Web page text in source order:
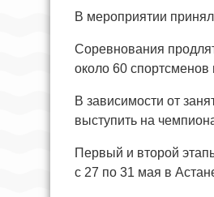
В мероприятии
Соревнования
около 60 спортсменов
В зависимости от
выступить на
Первый и второй
с 27 по 31 мая в